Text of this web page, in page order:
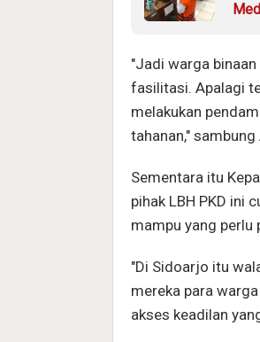
"Jadi warga
fasilitasi. Apalagi
melakukan
tahanan," sambung
Sementara itu
pihak LBH PKD ini
mampu yang perlu
"Di Sidoarjo itu
mereka para
akses keadilan